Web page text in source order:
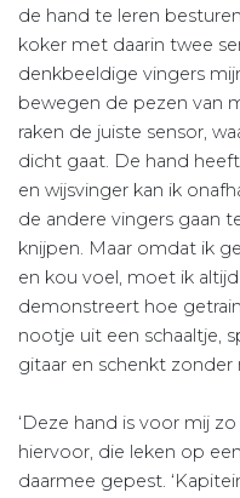
de hand te leren
koker met daarin twee
denkbeeldige vingers
bewegen de pezen van
raken de juiste sensor,
dicht gaat. De hand
en wijsvinger kan ik
de andere vingers gaan
knijpen. Maar omdat ik
en kou voel, moet ik
demonstreert hoe
nootje uit een schaaltje,
gitaar en schenkt
‘Deze hand is voor mij
hiervoor, die leken op
daarmee gepest.